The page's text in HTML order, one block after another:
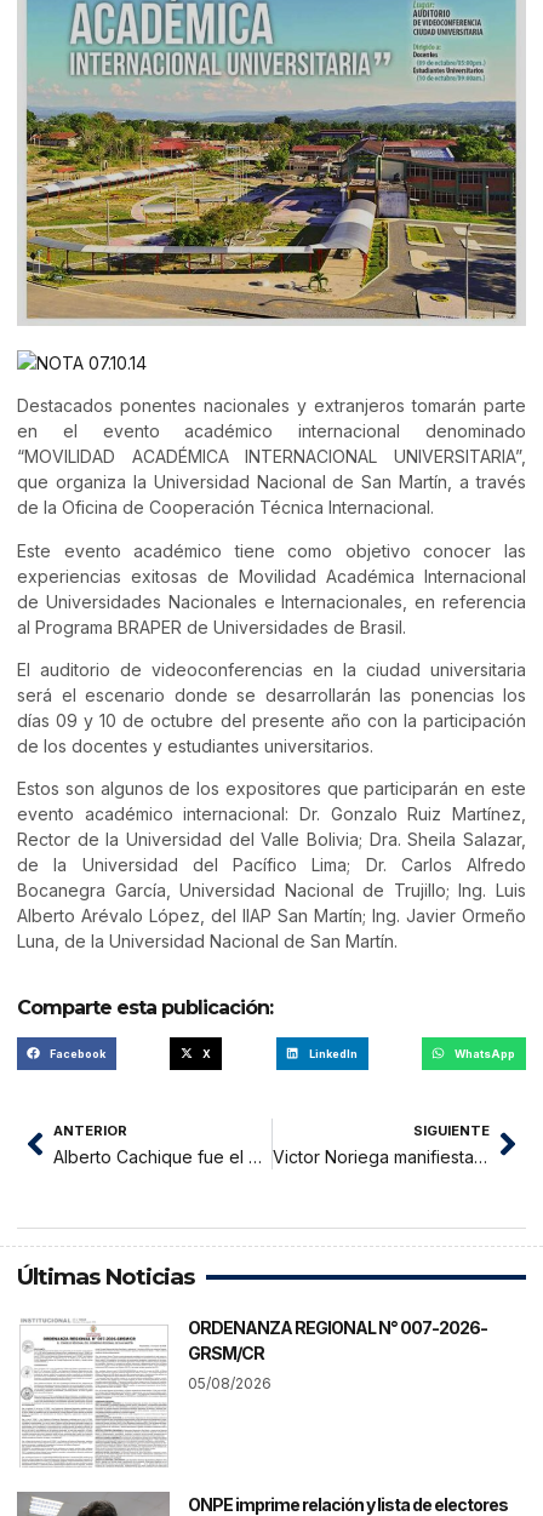
Destacados ponentes nacionales y extranjeros tomarán parte
en el evento académico internacional denominado
“MOVILIDAD ACADÉMICA INTERNACIONAL UNIVERSITARIA”,
que organiza la Universidad Nacional de San Martín, a través
de la Oficina de Cooperación Técnica Internacional.
Este evento académico tiene como objetivo conocer las
experiencias exitosas de Movilidad Académica Internacional
de Universidades Nacionales e Internacionales, en referencia
al Programa BRAPER de Universidades de Brasil.
El auditorio de videoconferencias en la ciudad universitaria
será el escenario donde se desarrollarán las ponencias los
días 09 y 10 de octubre del presente año con la participación
de los docentes y estudiantes universitarios.
Estos son algunos de los expositores que participarán en este
evento académico internacional: Dr. Gonzalo Ruiz Martínez,
Rector de la Universidad del Valle Bolivia; Dra. Sheila Salazar,
de la Universidad del Pacífico Lima; Dr. Carlos Alfredo
Bocanegra García, Universidad Nacional de Trujillo; Ing. Luis
Alberto Arévalo López, del IIAP San Martín; Ing. Javier Ormeño
Luna, de la Universidad Nacional de San Martín.
Comparte esta publicación:
Facebook X LinkedIn WhatsApp
ANTERIOR
Alberto Cachique fue el ganador de la maratón Morales -Lamas
SIGUIENTE
Victor Noriega manifiesta que buscará un gobierno de ancha base
Últimas Noticias
ORDENANZA REGIONAL N° 007-2026-
GRSM/CR
05/08/2026
ONPE imprime relación y lista de electores